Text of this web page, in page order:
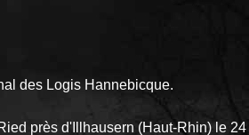
des Logis Hannebicque.
près d'Illhausern (Haut-Rhin) le